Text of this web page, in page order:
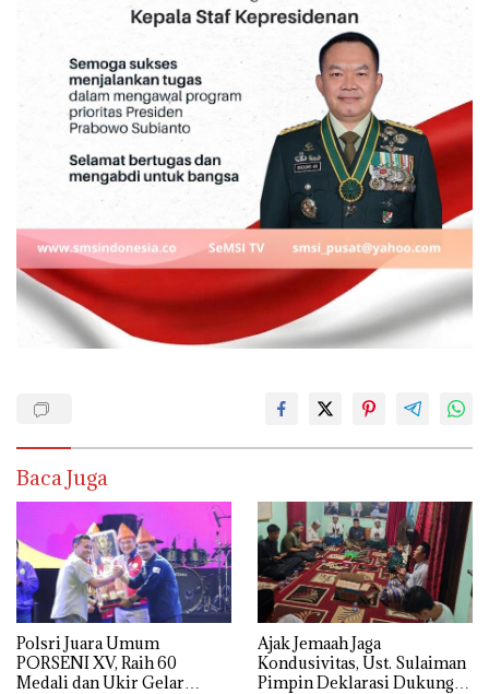
Baca Juga
Polsri Juara Umum
PORSENI XV, Raih 60
Medali dan Ukir Gelar
Ajak Jemaah Jaga
Kondusivitas, Ust. Sulaiman
Pimpin Deklarasi Dukung